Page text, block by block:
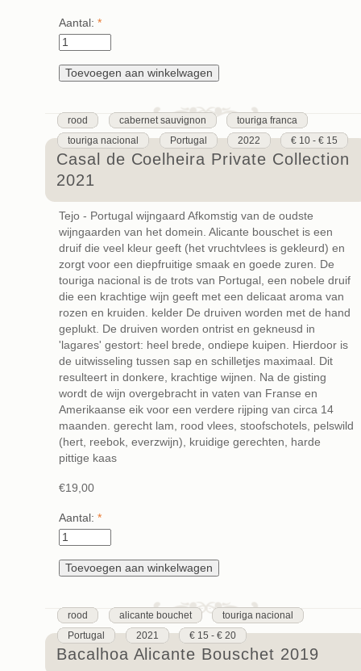
Aantal: *
rood cabernet sauvignon
touriga franca
touriga nacional
Portugal 2022 € 10 - € 15
Casal de Coelheira Private Collection
2021
Tejo - Portugal wijngaard Afkomstig van de oudste
wijngaarden van het domein. Alicante bouschet is een
druif die veel kleur geeft (het vruchtvlees is gekleurd) en
zorgt voor een diepfruitige smaak en goede zuren. De
touriga nacional is de trots van Portugal, een nobele druif
die een krachtige wijn geeft met een delicaat aroma van
rozen en kruiden. kelder De druiven worden met de hand
geplukt. De druiven worden ontrist en gekneusd in
'lagares' gestort: heel brede, ondiepe kuipen. Hierdoor is
de uitwisseling tussen sap en schilletjes maximaal. Dit
resulteert in donkere, krachtige wijnen. Na de gisting
wordt de wijn overgebracht in vaten van Franse en
Amerikaanse eik voor een verdere rijping van circa 14
maanden. gerecht lam, rood vlees, stoofschotels, pelswild
(hert, reebok, everzwijn), kruidige gerechten, harde
pittige kaas
€19,00
Aantal: *
rood alicante bouchet
touriga nacional
Portugal
2021 € 15 - € 20
Bacalhoa Alicante Bouschet 2019